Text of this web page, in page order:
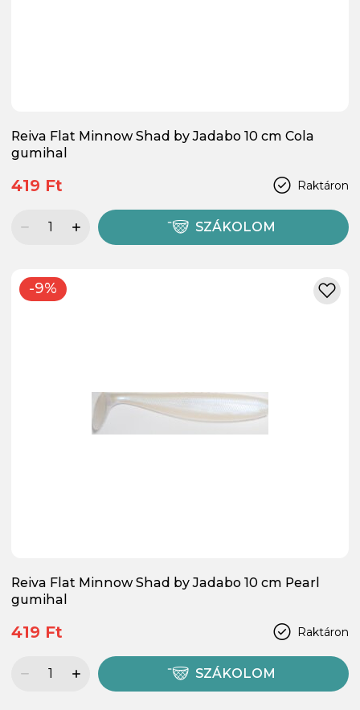
Reiva Flat Minnow Shad by Jadabo 10 cm Cola
gumihal
Raktáron
419 Ft
SZÁKOLOM
-9%
Reiva Flat Minnow Shad by Jadabo 10 cm Pearl
gumihal
Raktáron
419 Ft
SZÁKOLOM